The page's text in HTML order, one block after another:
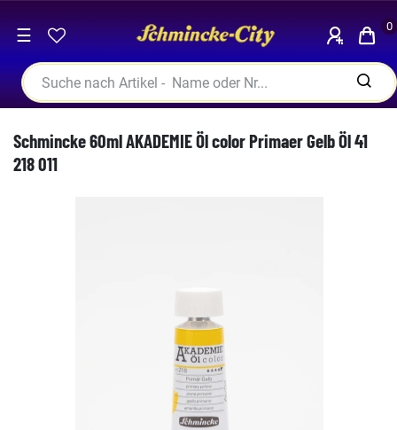
☰ 0
Schmincke 60ml AKADEMIE Öl color Primaer Gelb Öl 41
218 011